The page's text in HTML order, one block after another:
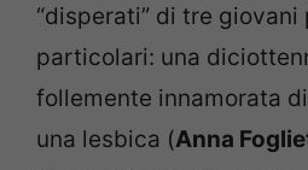
“disperati” di tre giovani
particolari: una
follemente innamorata
una lesbica (Anna